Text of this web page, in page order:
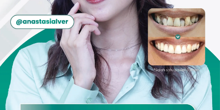
Articles
Promo &
Deals